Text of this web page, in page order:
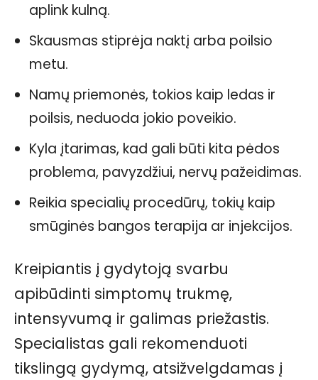
aplink kulną.
Skausmas stiprėja naktį arba poilsio
metu.
Namų priemonės, tokios kaip ledas ir
poilsis, neduoda jokio poveikio.
Kyla įtarimas, kad gali būti kita pėdos
problema, pavyzdžiui, nervų pažeidimas.
Reikia specialių procedūrų, tokių kaip
smūginės bangos terapija ar injekcijos.
Kreipiantis į gydytoją svarbu
apibūdinti simptomų trukmę,
intensyvumą ir galimas priežastis.
Specialistas gali rekomenduoti
tikslingą gydymą, atsižvelgdamas į